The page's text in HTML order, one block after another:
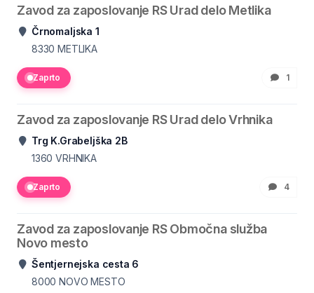
Zavod za zaposlovanje RS Urad delo Metlika
Črnomaljska 1
8330 METLIKA
Zaprto 1
Zavod za zaposlovanje RS Urad delo Vrhnika
Trg K.Grabeljška 2B
1360 VRHNIKA
Zaprto 4
Zavod za zaposlovanje RS Območna služba
Novo mesto
Šentjernejska cesta 6
8000 NOVO MESTO